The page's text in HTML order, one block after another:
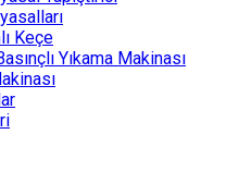
Keçe
Yıkama Makinası